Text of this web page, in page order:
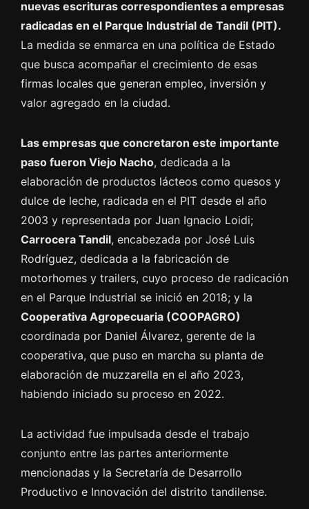
nuevas escrituras correspondientes a empresas
radicadas en el Parque Industrial de Tandil (PIT).
La medida se enmarca en una política de Estado
que busca acompañar el crecimiento de esas
firmas locales que generan empleo, inversión y
valor agregado en la ciudad.
Las empresas que concretaron este importante
paso fueron Viejo Nacho, dedicada a la
elaboración de productos lácteos como quesos y
dulce de leche, radicada en el PIT desde el año
2003 y representada por Juan Ignacio Loidi;
Carrocera Tandil, encabezada por José Luis
Rodríguez, dedicada a la fabricación de
motorhomes y trailers, cuyo proceso de radicación
en el Parque Industrial se inició en 2018; y la
Cooperativa Agropecuaria (COOPAGRO)
coordinada por Daniel Álvarez, gerente de la
cooperativa, que puso en marcha su planta de
elaboración de muzzarella en el año 2023,
habiendo iniciado su proceso en 2022.
La actividad fue impulsada desde el trabajo
conjunto entre las partes anteriormente
mencionadas y la Secretaría de Desarrollo
Productivo e Innovación del distrito tandilense.